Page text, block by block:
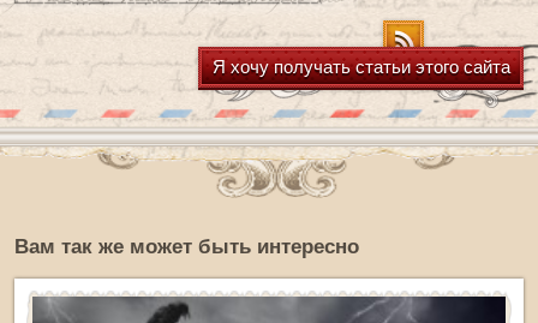
Я хочу получать статьи этого сайта
Вам так же может быть интересно